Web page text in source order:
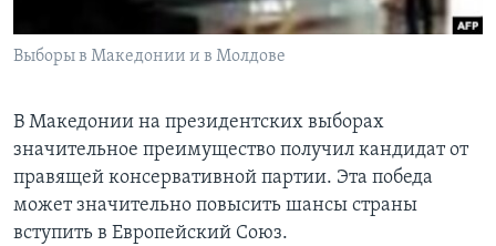
Learning English
Языки
Выборы в Македонии и в Молдове
В Македонии на президентских выборах
значительное преимущество получил кандидат от
правящей консервативной партии. Эта победа
может значительно повысить шансы страны
вступить в Европейский Союз.